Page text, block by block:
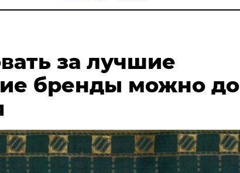
за лучшие
бренды можно до